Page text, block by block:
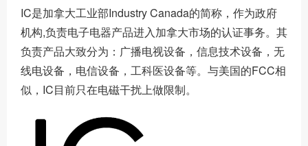
IC是加拿大工业部Industry Canada的简称，作为政府
机构,负责电子电器产品进入加拿大市场的认证事务。其
负责产品大致分为：广播电视设备，信息技术设备，无
线电设备，电信设备，工科医设备等。与美国的FCC相
似，IC目前只在电磁干扰上做限制。